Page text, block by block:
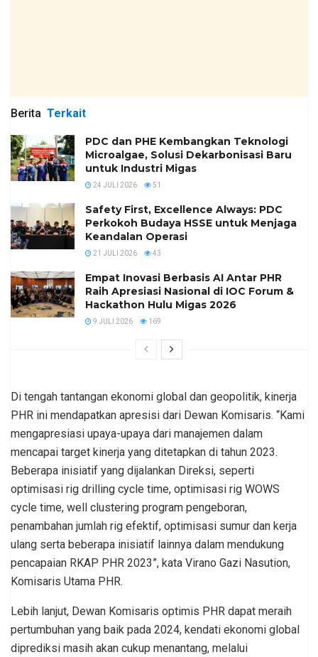
Berita Terkait
PDC dan PHE Kembangkan Teknologi
Microalgae, Solusi Dekarbonisasi Baru
untuk Industri Migas
24 JULI 2026 51
Safety First, Excellence Always: PDC
Perkokoh Budaya HSSE untuk Menjaga
Keandalan Operasi
21 JULI 2026 43
Empat Inovasi Berbasis AI Antar PHR
Raih Apresiasi Nasional di IOC Forum &
Hackathon Hulu Migas 2026
9 JULI 2026 169
Di tengah tantangan ekonomi global dan geopolitik, kinerja
PHR ini mendapatkan apresisi dari Dewan Komisaris. “Kami
mengapresiasi upaya-upaya dari manajemen dalam
mencapai target kinerja yang ditetapkan di tahun 2023.
Beberapa inisiatif yang dijalankan Direksi, seperti
optimisasi rig drilling cycle time, optimisasi rig WOWS
cycle time, well clustering program pengeboran,
penambahan jumlah rig efektif, optimisasi sumur dan kerja
ulang serta beberapa inisiatif lainnya dalam mendukung
pencapaian RKAP PHR 2023”, kata Virano Gazi Nasution,
Komisaris Utama PHR.
Lebih lanjut, Dewan Komisaris optimis PHR dapat meraih
pertumbuhan yang baik pada 2024, kendati ekonomi global
diprediksi masih akan cukup menantang, melalui